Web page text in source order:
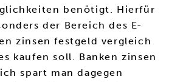
benötigt. Hierfür
der Bereich des E-
zinsen festgeld vergleich
kaufen soll. Banken zinsen
spart man dagegen